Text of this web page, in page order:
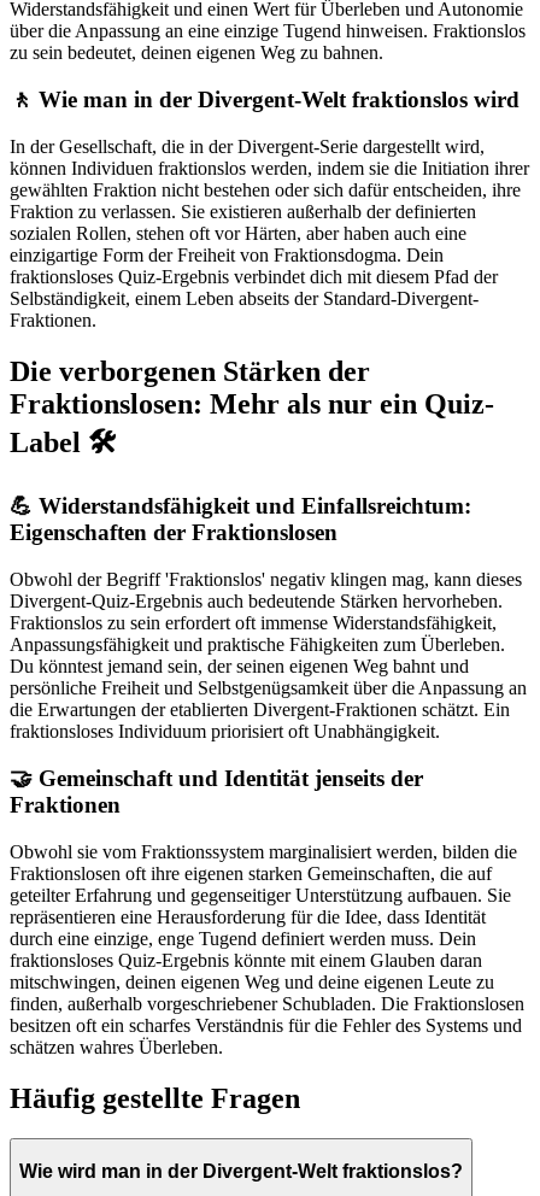
Widerstandsfähigkeit und einen Wert für Überleben und Autonomie
über die Anpassung an eine einzige Tugend hinweisen. Fraktionslos
zu sein bedeutet, deinen eigenen Weg zu bahnen.
🚶 Wie man in der Divergent-Welt fraktionslos wird
In der Gesellschaft, die in der Divergent-Serie dargestellt wird,
können Individuen fraktionslos werden, indem sie die Initiation ihrer
gewählten Fraktion nicht bestehen oder sich dafür entscheiden, ihre
Fraktion zu verlassen. Sie existieren außerhalb der definierten
sozialen Rollen, stehen oft vor Härten, aber haben auch eine
einzigartige Form der Freiheit von Fraktionsdogma. Dein
fraktionsloses Quiz-Ergebnis verbindet dich mit diesem Pfad der
Selbständigkeit, einem Leben abseits der Standard-Divergent-
Fraktionen.
Die verborgenen Stärken der
Fraktionslosen: Mehr als nur ein Quiz-
Label 🛠️
💪 Widerstandsfähigkeit und Einfallsreichtum:
Eigenschaften der Fraktionslosen
Obwohl der Begriff 'Fraktionslos' negativ klingen mag, kann dieses
Divergent-Quiz-Ergebnis auch bedeutende Stärken hervorheben.
Fraktionslos zu sein erfordert oft immense Widerstandsfähigkeit,
Anpassungsfähigkeit und praktische Fähigkeiten zum Überleben.
Du könntest jemand sein, der seinen eigenen Weg bahnt und
persönliche Freiheit und Selbstgenügsamkeit über die Anpassung an
die Erwartungen der etablierten Divergent-Fraktionen schätzt. Ein
fraktionsloses Individuum priorisiert oft Unabhängigkeit.
🤝 Gemeinschaft und Identität jenseits der
Fraktionen
Obwohl sie vom Fraktionssystem marginalisiert werden, bilden die
Fraktionslosen oft ihre eigenen starken Gemeinschaften, die auf
geteilter Erfahrung und gegenseitiger Unterstützung aufbauen. Sie
repräsentieren eine Herausforderung für die Idee, dass Identität
durch eine einzige, enge Tugend definiert werden muss. Dein
fraktionsloses Quiz-Ergebnis könnte mit einem Glauben daran
mitschwingen, deinen eigenen Weg und deine eigenen Leute zu
finden, außerhalb vorgeschriebener Schubladen. Die Fraktionslosen
besitzen oft ein scharfes Verständnis für die Fehler des Systems und
schätzen wahres Überleben.
Häufig gestellte Fragen
Wie wird man in der Divergent-Welt fraktionslos?